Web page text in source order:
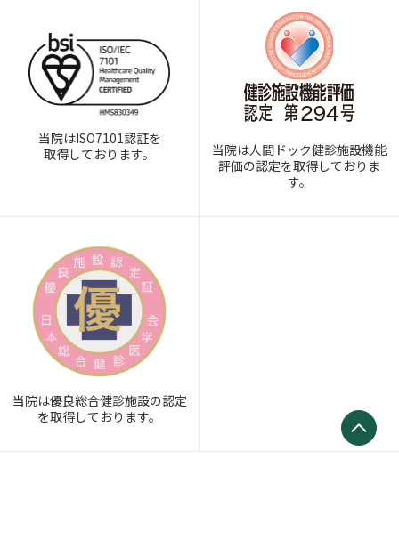
当院はISO7101認証を
取得しております。
当院は人間ドック健診施設機能
評価の認定を取得しておりま
す。
当院は優良総合健診施設の認定
を取得しております。